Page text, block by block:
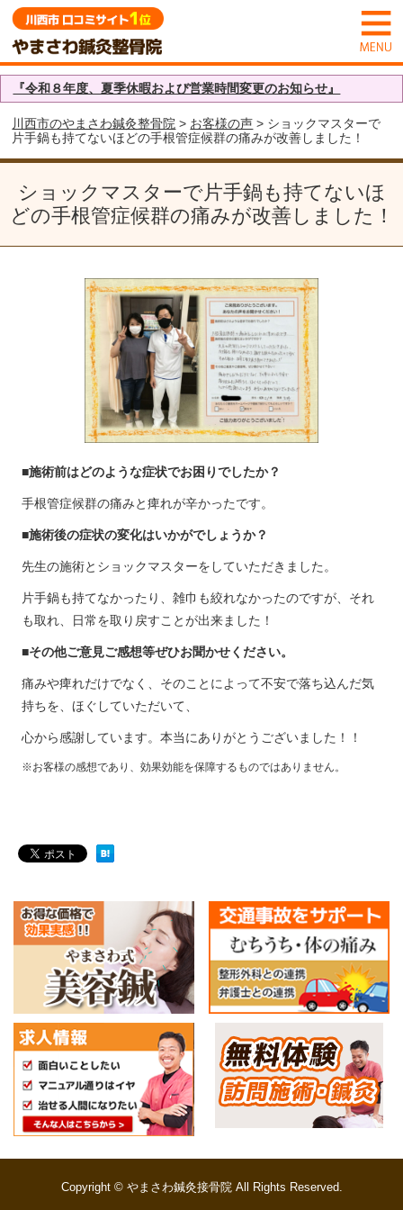
『令和８年度、夏季休暇および営業時間変更のお知らせ』
川西市のやまさわ鍼灸整骨院 > お客様の声 > ショックマスターで
片手鍋も持てないほどの手根管症候群の痛みが改善しました！
ショックマスターで片手鍋も持てないほ
どの手根管症候群の痛みが改善しました！
■施術前はどのような症状でお困りでしたか？
手根管症候群の痛みと痺れが辛かったです。
■施術後の症状の変化はいかがでしょうか？
先生の施術とショックマスターをしていただきました。
片手鍋も持てなかったり、雑巾も絞れなかったのですが、それ
も取れ、日常を取り戻すことが出来ました！
■その他ご意見ご感想等ぜひお聞かせください。
痛みや痺れだけでなく、そのことによって不安で落ち込んだ気
持ちを、ほぐしていただいて、
心から感謝しています。本当にありがとうございました！！
※お客様の感想であり、効果効能を保障するものではありません。
Copyright © やまさわ鍼灸接骨院 All Rights Reserved.